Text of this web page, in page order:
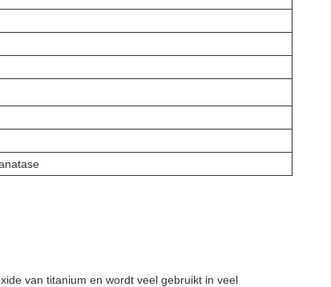
van titanium en wordt veel gebruikt in veel